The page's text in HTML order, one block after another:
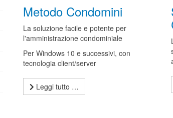
Metodo Condomini
La soluzione facile e potente per
l'amministrazione condominiale
Per Windows 10 e successivi, con
tecnologia client/server
Leggi tutto …